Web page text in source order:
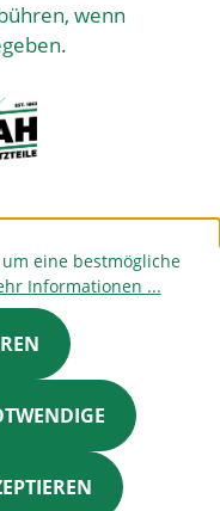
wenn
eine bestmögliche
Informationen ...